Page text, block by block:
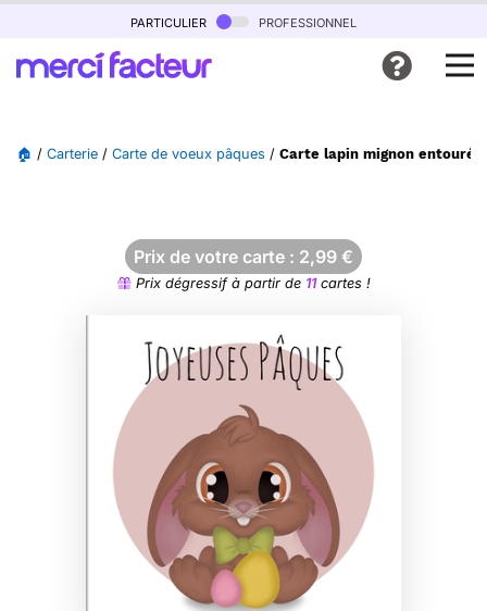
particulier professionnel
🏠 / Carterie / Carte de voeux pâques / Carte lapin mignon entouré
Prix de votre carte : 2,99 €
Prix dégressif à partir de 11cartes !